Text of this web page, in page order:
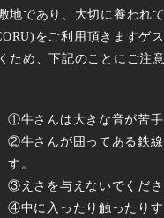
地であり、大切に養われ
をご利用頂きますゲス
ため、下記のことにご注
①牛さんは大きな音が苦手
②牛さんが囲ってある鉄線
す。
③えさを与えないでくださ
④中に入ったり触ったりす